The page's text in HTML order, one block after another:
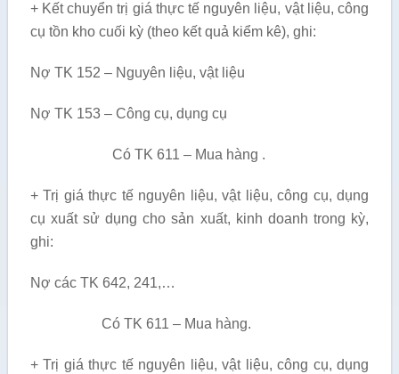
+ Kết chuyển trị giá thực tế nguyên liệu, vật liệu, công
cụ tồn kho cuối kỳ (theo kết quả kiểm kê), ghi:
Nợ TK 152 – Nguyên liệu, vật liệu
Nợ TK 153 – Công cụ, dụng cụ
Có TK 611 – Mua hàng .
+ Trị giá thực tế nguyên liệu, vật liệu, công cụ, dụng
cụ xuất sử dụng cho sản xuất, kinh doanh trong kỳ,
ghi:
Nợ các TK 642, 241,…
Có TK 611 – Mua hàng.
+ Trị giá thực tế nguyên liệu, vật liệu, công cụ, dụng